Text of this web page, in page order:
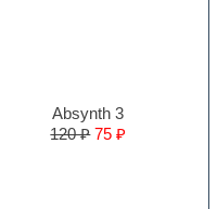
Absynth 3
120 ₽ 75 ₽